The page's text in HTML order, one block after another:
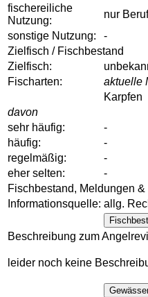
fischereiliche
Nutzung:
nur
sonstige Nutzung:
-
Zielfisch / Fischbestand
Zielfisch:
Fischarten:
aktuelle
Karpfen
davon
sehr häufig:
-
häufig:
-
regelmäßig:
-
eher selten:
-
Fischbestand, Meldungen &
Informationsquelle: allg.
Beschreibung zum
leider noch keine